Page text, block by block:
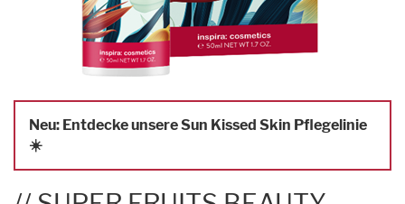
Neu: Entdecke unsere Sun Kissed Skin Pflegelinie
☀️